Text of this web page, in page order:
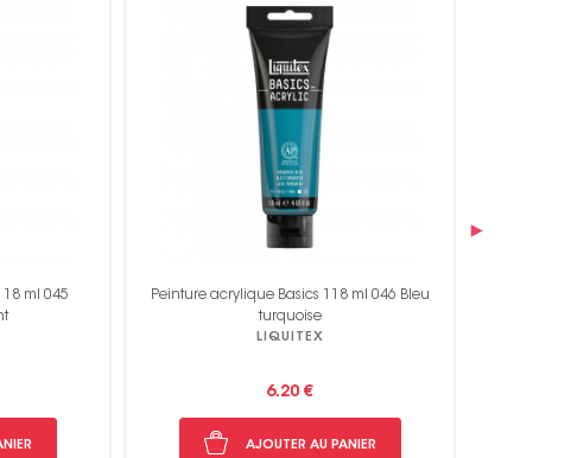
046 Bleu
Peinture acrylique Basics 118 ml 047
Rouge transparent
LIQUITEX
6.20 €
AJOUTER AU PANIER
›